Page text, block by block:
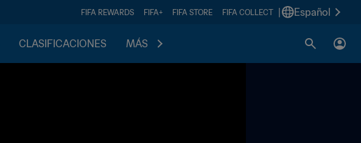
FIFA REWARDS FIFA+ FIFA STORE FIFA COLLECT Español
CLASIFICACIONES MÁS